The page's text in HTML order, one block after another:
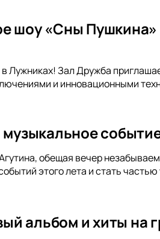
шоу «Сны
Лужниках! Зал Дружба
и инновационными
обещая вечер
этого лета и стать
альбом и хиты на